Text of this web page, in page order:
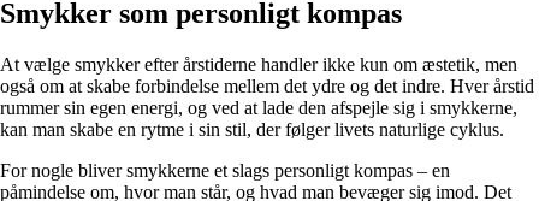
Smykker som personligt kompas
At vælge smykker efter årstiderne handler ikke kun om æstetik, men
også om at skabe forbindelse mellem det ydre og det indre. Hver årstid
rummer sin egen energi, og ved at lade den afspejle sig i smykkerne,
kan man skabe en rytme i sin stil, der følger livets naturlige cyklus.
For nogle bliver smykkerne et slags personligt kompas – en
påmindelse om, hvor man står, og hvad man bevæger sig imod. Det